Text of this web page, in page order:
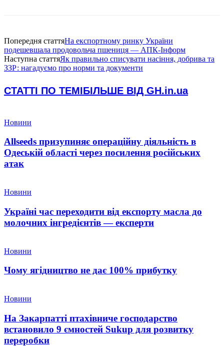
Попередня статтяНа експортному ринку України
подешевшала продовольча пшениця — АПК-Інформ
Наступна статтяЯк правильно списувати насіння, добрива та
ЗЗР: нагадуємо про норми та документи
СТАТТІ ПО ТЕМІБІЛЬШЕ ВІД GH.in.ua
Новини
Allseeds призупиняє операційну діяльність в
Одеській області через посилення російських
атак
Новини
Україні час переходити від експорту масла до
молочних інгредієнтів — експерти
Новини
Чому ягідництво не дає 100% прибутку
Новини
На Закарпатті птахівниче господарство
встановило 9 ємностей Sukup для розвитку
переробки